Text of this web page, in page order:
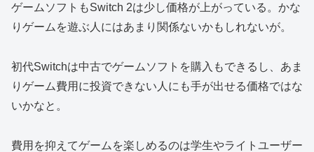
ゲームソフトもSwitch 2は少し価格が上がっている。かな
りゲームを遊ぶ人にはあまり関係ないかもしれないが。
初代Switchは中古でゲームソフトを購入もできるし、あま
りゲーム費用に投資できない人にも手が出せる価格ではな
いかなと。
費用を抑えてゲームを楽しめるのは学生やライトユーザー